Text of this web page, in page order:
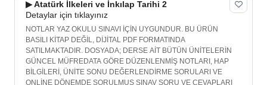
▶ Atatürk İlkeleri ve İnkılap Tarihi 2
Detaylar için tıklayınız
NOTLAR YAZ OKULU SINAVI İÇİN UYGUNDUR. BU ÜRÜN
BASILI KİTAP DEĞİL, DİJİTAL PDF FORMATINDA
SATILMAKTADIR. DOSYADA; DERSE AİT BÜTÜN ÜNİTELERİN
GÜNCEL MÜFREDATA GÖRE DÜZENLENMİŞ NOTLARI, HAP
BİLGİLERİ, ÜNİTE SONU DEĞERLENDİRME SORULARI VE
ONLİNE DÖNEMDE SORULMUŞ SINAV SORU VE CEVAPLARI